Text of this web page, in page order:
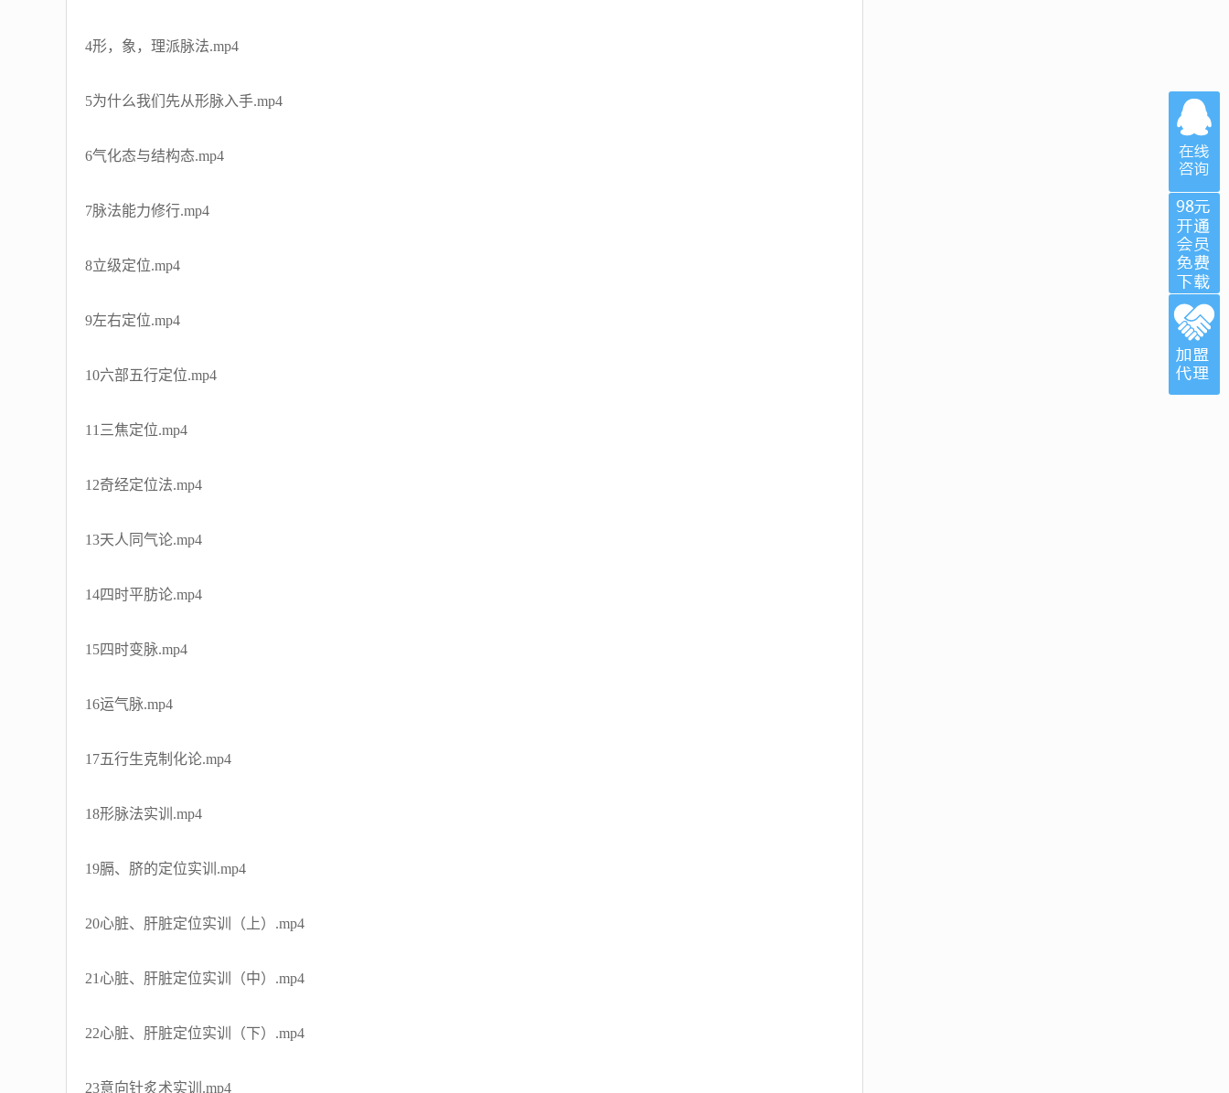
4形，象，理派脉法.mp4
5为什么我们先从形脉入手.mp4
6气化态与结构态.mp4
7脉法能力修行.mp4
8立级定位.mp4
9左右定位.mp4
10六部五行定位.mp4
11三焦定位.mp4
12奇经定位法.mp4
13天人同气论.mp4
14四时平肪论.mp4
15四时变脉.mp4
16运气脉.mp4
17五行生克制化论.mp4
18形脉法实训.mp4
19膈、脐的定位实训.mp4
20心脏、肝脏定位实训（上）.mp4
21心脏、肝脏定位实训（中）.mp4
22心脏、肝脏定位实训（下）.mp4
23意向针炙术实训.mp4